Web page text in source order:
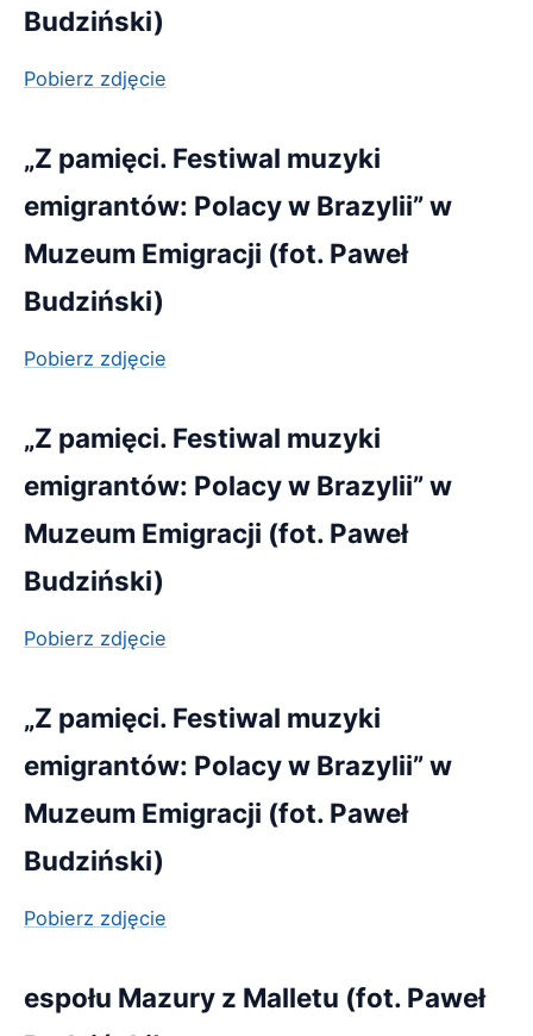
Budziński)
Pobierz zdjęcie
„Z pamięci. Festiwal muzyki
emigrantów: Polacy w Brazylii” w
Muzeum Emigracji (fot. Paweł
Budziński)
Pobierz zdjęcie
„Z pamięci. Festiwal muzyki
emigrantów: Polacy w Brazylii” w
Muzeum Emigracji (fot. Paweł
Budziński)
Pobierz zdjęcie
„Z pamięci. Festiwal muzyki
emigrantów: Polacy w Brazylii” w
Muzeum Emigracji (fot. Paweł
Budziński)
Pobierz zdjęcie
espołu Mazury z Malletu (fot. Paweł